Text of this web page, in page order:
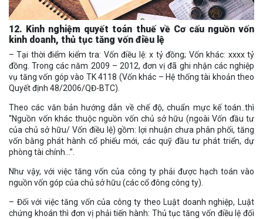
12. Kinh nghiệm quyết toán thuế về Cơ cấu nguồn vốn
kinh doanh, thủ tục tăng vốn điều lệ
– Tại thời điểm kiểm tra: Vốn điều lệ: x tỷ đồng; Vốn khác: xxxx tỷ
đồng. Trong các năm 2009 – 2012, đơn vị đã ghi nhận các nghiệp
vụ tăng vốn góp vào TK 4118 (Vốn khác – Hệ thống tài khoản theo
Quyết định 48/2006/QĐ-BTC).
Theo các văn bản hướng dẫn về chế độ, chuẩn mực kế toán..thì
“Nguồn vốn khác thuộc nguồn vốn chủ sở hữu (ngoài Vốn đầu tư
của chủ sở hữu/ Vốn điều lệ) gồm: lợi nhuận chưa phân phối, tăng
vốn bằng phát hành cổ phiếu mới, các quỹ đầu tư phát triển, dự
phòng tài chính…”.
Như vậy, với việc tăng vốn của công ty phải được hạch toán vào
nguồn vốn góp của chủ sở hữu (các cổ đông công ty).
– Đối với việc tăng vốn của công ty theo Luật doanh nghiệp, Luật
chứng khoán thì đơn vị phải tiến hành: Thủ tục tăng vốn điều lệ đối